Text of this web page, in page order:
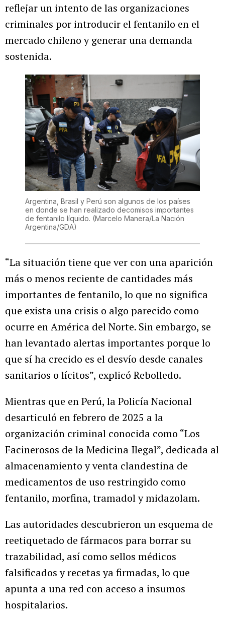
reflejar un intento de las organizaciones
criminales por introducir el fentanilo en el
mercado chileno y generar una demanda
sostenida.
Argentina, Brasil y Perú son algunos de los países
en donde se han realizado decomisos importantes
de fentanilo líquido. (Marcelo Manera/La Nación
Argentina/GDA)
“La situación tiene que ver con una aparición
más o menos reciente de cantidades más
importantes de fentanilo, lo que no significa
que exista una crisis o algo parecido como
ocurre en América del Norte. Sin embargo, se
han levantado alertas importantes porque lo
que sí ha crecido es el desvío desde canales
sanitarios o lícitos”, explicó Rebolledo.
Mientras que en Perú, la Policía Nacional
desarticuló en febrero de 2025 a la
organización criminal conocida como “Los
Facinerosos de la Medicina Ilegal”, dedicada al
almacenamiento y venta clandestina de
medicamentos de uso restringido como
fentanilo, morfina, tramadol y midazolam.
Las autoridades descubrieron un esquema de
reetiquetado de fármacos para borrar su
trazabilidad, así como sellos médicos
falsificados y recetas ya firmadas, lo que
apunta a una red con acceso a insumos
hospitalarios.